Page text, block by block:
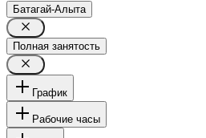
Батагай-Алыта
Полная занятость
График
Рабочие часы